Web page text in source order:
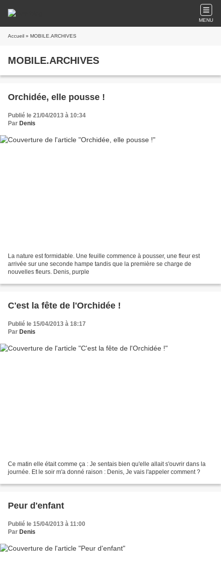
MENU
Accueil » MOBILE.ARCHIVES
MOBILE.ARCHIVES
Orchidée, elle pousse !
Publié le 21/04/2013 à 10:34
Par Denis
La nature est formidable. Une feuille commence à pousser, une fleur est
arrivée sur une seconde hampe tandis que la première se charge de
nouvelles fleurs. Denis, purple
C'est la fête de l'Orchidée !
Publié le 15/04/2013 à 18:17
Par Denis
Ce matin elle était comme ça : Je sentais bien qu'elle allait s'ouvrir dans la
journée. Et le soir m'a donné raison : Denis, Je vais l'appeler comment ?
Peur d'enfant
Publié le 15/04/2013 à 11:00
Par Denis